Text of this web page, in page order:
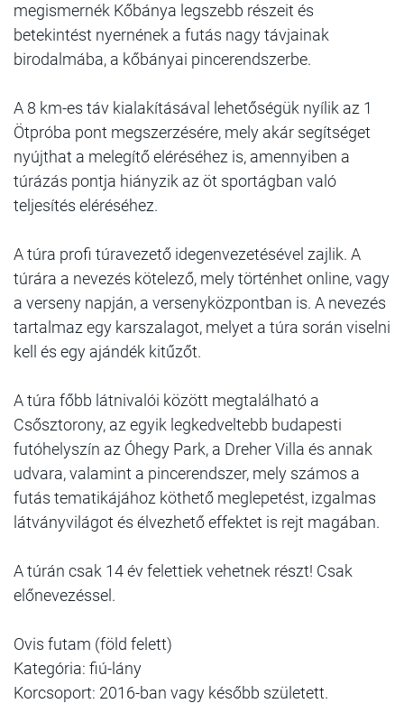
megismernék Kőbánya legszebb részeit és
betekintést nyernének a futás nagy távjainak
birodalmába, a kőbányai pincerendszerbe.
A 8 km-es táv kialakításával lehetőségük nyílik az 1
Ötpróba pont megszerzésére, mely akár segítséget
nyújthat a melegítő eléréséhez is, amennyiben a
túrázás pontja hiányzik az öt sportágban való
teljesítés eléréséhez.
A túra profi túravezető idegenvezetésével zajlik. A
túrára a nevezés kötelező, mely történhet online, vagy
a verseny napján, a versenyközpontban is. A nevezés
tartalmaz egy karszalagot, melyet a túra során viselni
kell és egy ajándék kitűzőt.
A túra főbb látnivalói között megtalálható a
Csősztorony, az egyik legkedveltebb budapesti
futóhelyszín az Óhegy Park, a Dreher Villa és annak
udvara, valamint a pincerendszer, mely számos a
futás tematikájához köthető meglepetést, izgalmas
látványvilágot és élvezhető effektet is rejt magában.
A túrán csak 14 év felettiek vehetnek részt! Csak
előnevezéssel.
Ovis futam (föld felett)
Kategória: fiú-lány
Korcsoport: 2016-ban vagy később született.